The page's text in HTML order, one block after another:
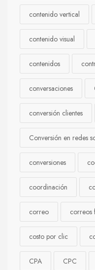
contenido vertical
contenido visual
contenidos
conversaciones
conversión clientes
Conversión en redes
conversiones
coordinación
correo correos
costo por clic
CPA CPC